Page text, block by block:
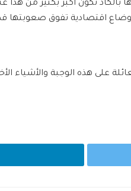
تكون أكبر بكثير من هذا
اقتصادية تفوق صعوبتها
على هذه الوجبة والأشياء